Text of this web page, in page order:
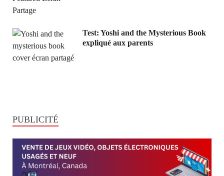
Test: Yoshi and the Mysterious Book
expliqué aux parents
PUBLICITÉ